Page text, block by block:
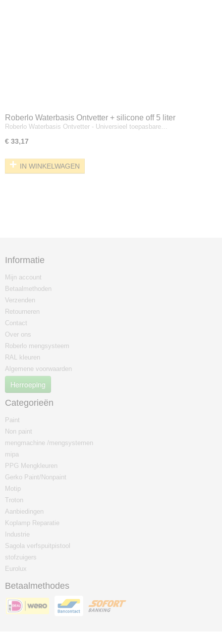
Roberlo Waterbasis Ontvetter + silicone off 5 liter
Roberlo Waterbasis Ontvetter - Universieel toepasbare…
€ 33,17
IN WINKELWAGEN
Informatie
Mijn account
Betaalmethoden
Verzenden
Retourneren
Contact
Over ons
Roberlo mengsysteem
RAL kleuren
Algemene voorwaarden
Herroeping
Categorieën
Paint
Non paint
mengmachine /mengsystemen
mipa
PPG Mengkleuren
Gerko Paint/Nonpaint
Motip
Troton
Aanbiedingen
Koplamp Reparatie
Industrie
Sagola verfspuitpistool
stofzuigers
Eurolux
Betaalmethodes